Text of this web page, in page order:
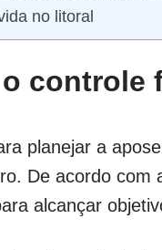
no litoral
controle
planejar a
De acordo
alcançar